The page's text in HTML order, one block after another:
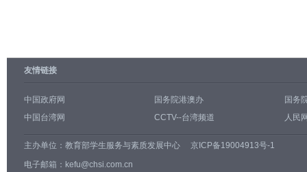
友情链接
中国政府网 国务院港澳办
国务
中国台湾网
CCTV--台湾频道 人民
主办单位： 教育部学生服务与素质发展中心
京ICP备19004913号-1
电子邮箱：kefu@chsi.com.cn